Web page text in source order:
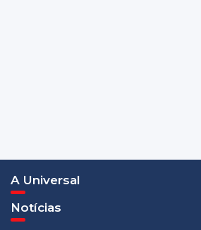
A Universal
Notícias